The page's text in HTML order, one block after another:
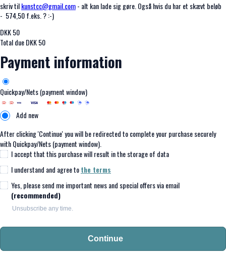
skriv tilkunstcc@gmail.com- alt kan lade sig gøre. Også hvis du har et skævt beløb
- 574,50 f.eks. ? :-)
DKK50
Total dueDKK50
Payment information
Quickpay/Nets (payment window)
Add new
After clicking 'Continue' you will be redirected to complete your purchase securely
with Quickpay/Nets (payment window).
I accept that this purchase will result in the storage of data
I understand and agree tothe terms
Yes, please send me important news and special offers via email
(recommended)
Unsubscribe any time.
Continue